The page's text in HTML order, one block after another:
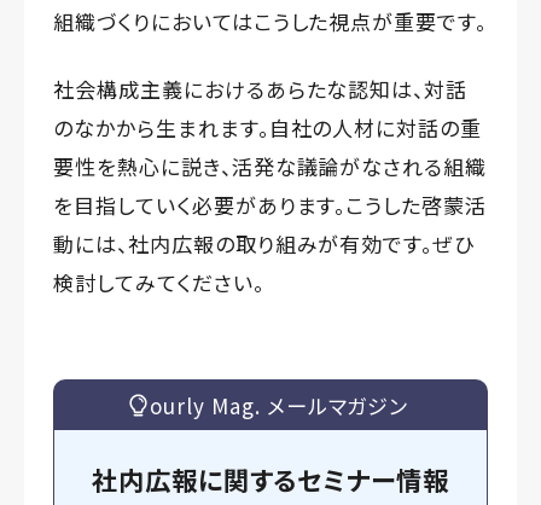
組織づくりにおいてはこうした視点が重要です。
社会構成主義におけるあらたな認知は、対話
のなかから生まれます。自社の人材に対話の重
要性を熱心に説き、活発な議論がなされる組織
を目指していく必要があります。こうした啓蒙活
動には、社内広報の取り組みが有効です。ぜひ
検討してみてください。
ourly Mag. メールマガジン
社内広報に関するセミナー情報